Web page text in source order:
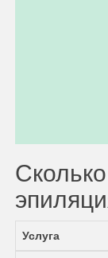
Услуга